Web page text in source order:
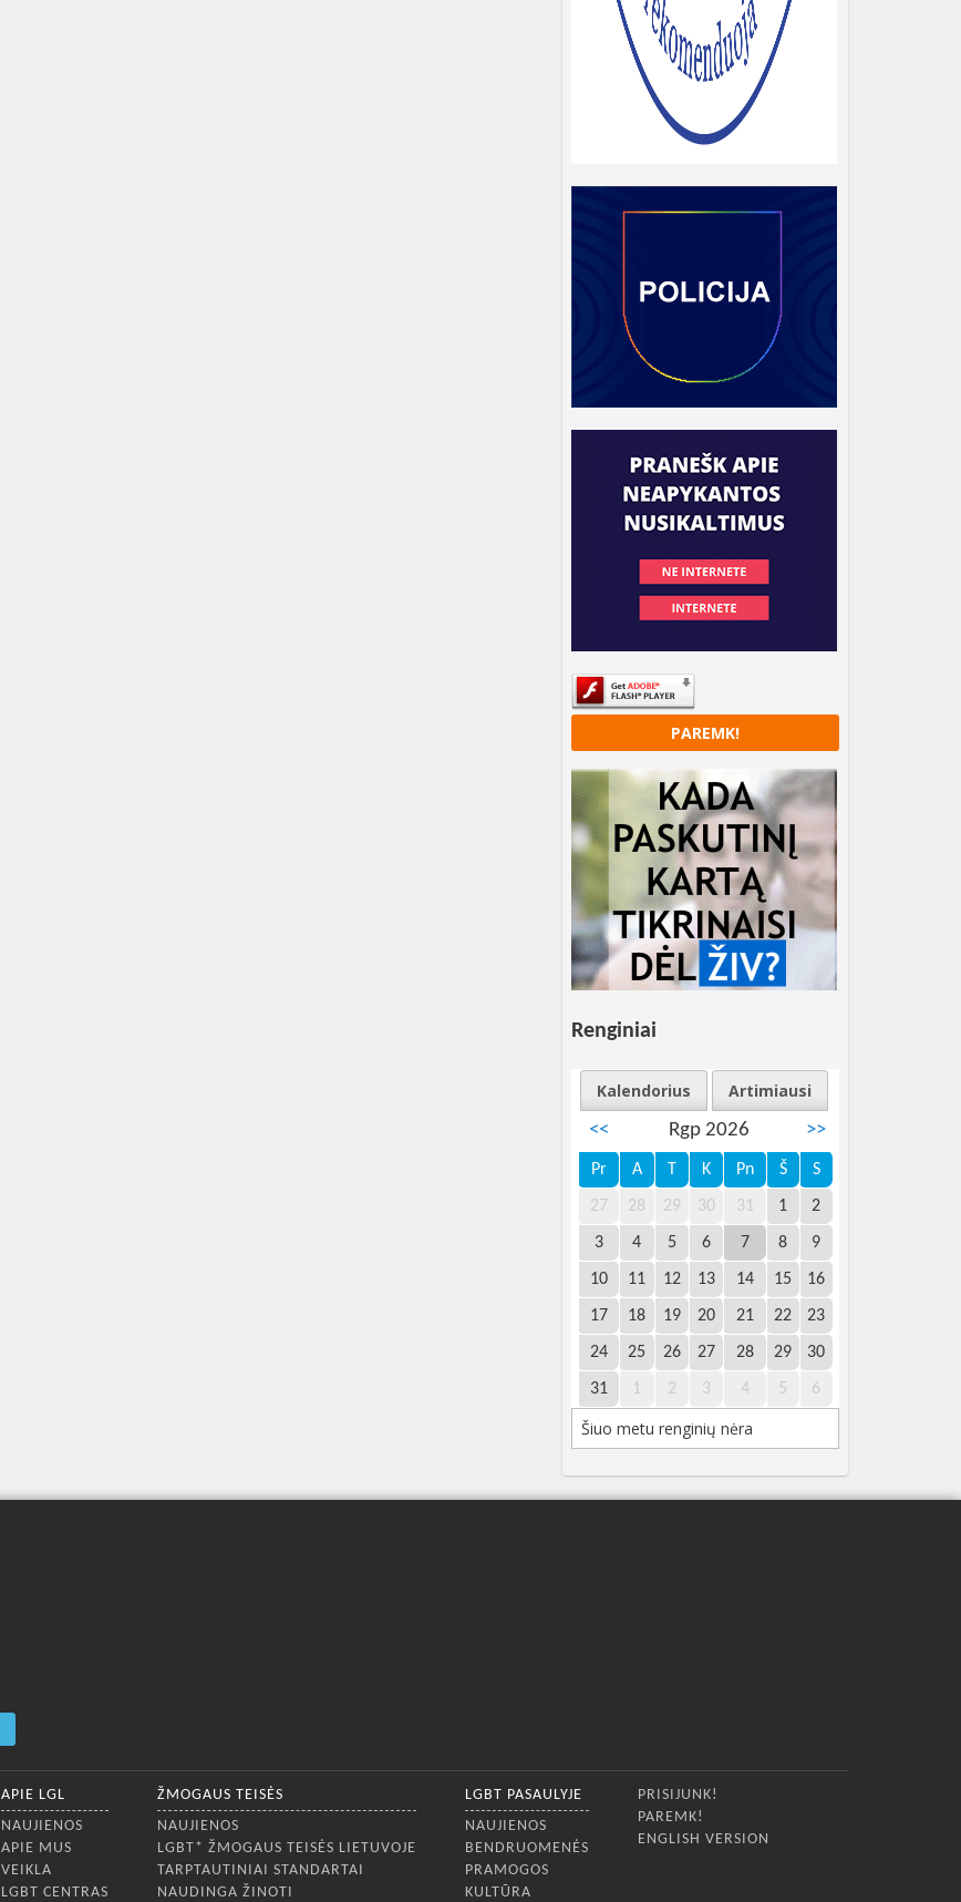
PAREMK!
Renginiai
Kalendorius
Artimiausi
<<
Rgp 2026 >>
Pr A T K Pn Š S
27 28 29 30 31 1 2
3 4 5 6 7 8 9
10 11 12 13 14 15 16
17 18 19 20 21 22 23
24 25 26 27 28 29 30
31 1 2 3 4 5 6
Šiuo metu renginių nėra
APIE LGL
NAUJIENOS
APIE MUS
VEIKLA
LGBT CENTRAS
ŽMOGAUS TEISĖS
NAUJIENOS
LGBT* ŽMOGAUS TEISĖS LIETUVOJE
TARPTAUTINIAI STANDARTAI
NAUDINGA ŽINOTI
LGBT PASAULYJE
NAUJIENOS
BENDRUOMENĖS
PRAMOGOS
KULTŪRA
PRISIJUNK!
PAREMK!
ENGLISH VERSION